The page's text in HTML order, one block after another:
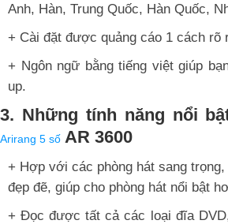
Anh, Hàn, Trung Quốc, Hàn Quốc,
+ Cài đặt được quảng cáo 1 cách rõ
+ Ngôn ngữ bằng tiếng việt giúp
up.
3. Những tính năng nổi
Arirang 5 số AR 3600
+ Hợp với các phòng hát sang
đẹp đẽ, giúp cho phòng hát nổi bật
+ Đọc được tất cả các loại đĩa